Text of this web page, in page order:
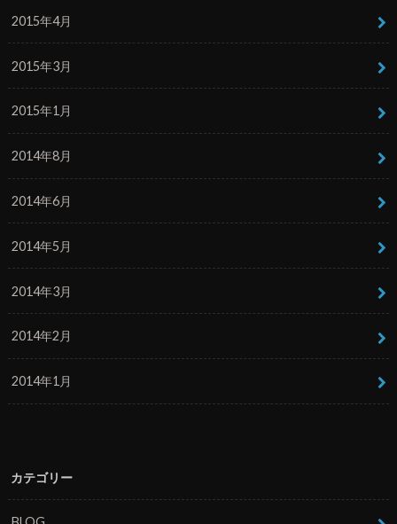
2015年4月
2015年3月
2015年1月
2014年8月
2014年6月
2014年5月
2014年3月
2014年2月
2014年1月
カテゴリー